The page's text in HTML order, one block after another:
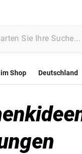
Shop Deutschland